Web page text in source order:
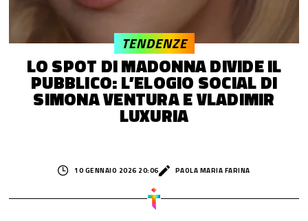
LO SPOT DI MADONNA DIVIDE IL
PUBBLICO: L’ELOGIO SOCIAL DI
SIMONA VENTURA E VLADIMIR
LUXURIA
TENDENZE
10 GENNAIO 2026 20:06 PAOLA MARIA FARINA